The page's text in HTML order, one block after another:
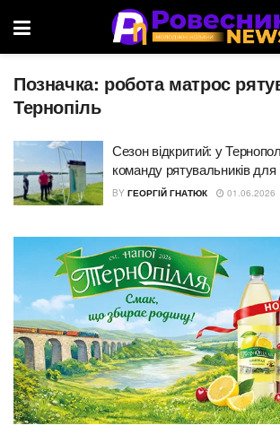
Позначка: робота матрос
Тернопіль
Сезон відкритий: у
команду рятувальників для
BY ГЕОРГІЙ ГНАТЮК 01.06.2026